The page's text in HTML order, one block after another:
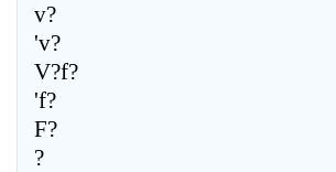
v?
'v?
V?f?
'f?
F?
?